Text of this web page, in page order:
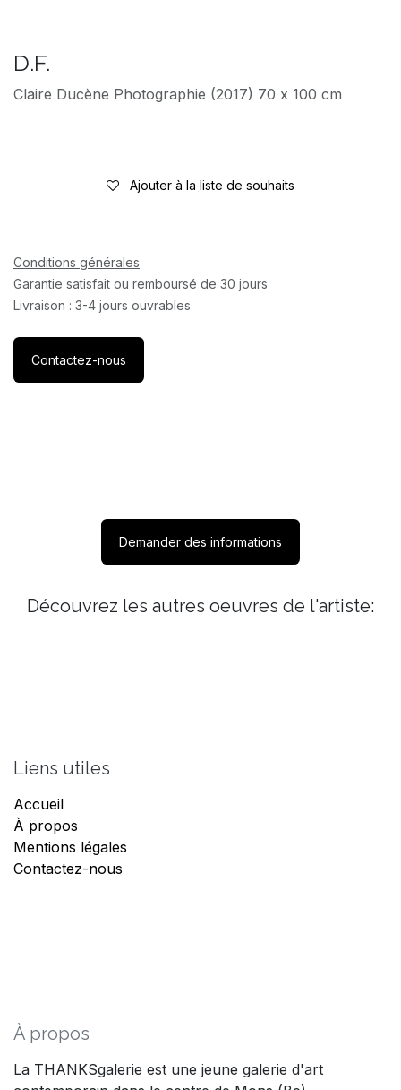
D.F.
Claire Ducène Photographie (2017) 70 x 100 cm
Ajouter à la liste de souhaits
Conditions générales
Garantie satisfait ou remboursé de 30 jours
Livraison : 3-4 jours ouvrables
Contactez-nous
Demander des informations
Découvrez les autres oeuvres de l'artiste:
Liens utiles
Accueil
À propos
Mentions légales
Contactez-nous
À propos
La THANKSgalerie est une jeune galerie d'art